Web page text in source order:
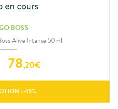
BOSS
Alive Intense 50ml
78,20€
: -15%